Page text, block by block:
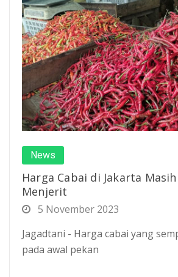
News
Harga Cabai di Jakarta
Menjerit
5 November 2023
Jagadtani - Harga cabai yang
pada awal pekan